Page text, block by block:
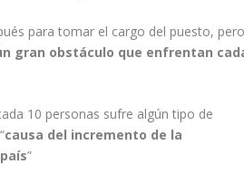
para tomar el cargo del puesto,
gran obstáculo que enfrentan
10 personas sufre algún tipo de
causa del incremento de la
”